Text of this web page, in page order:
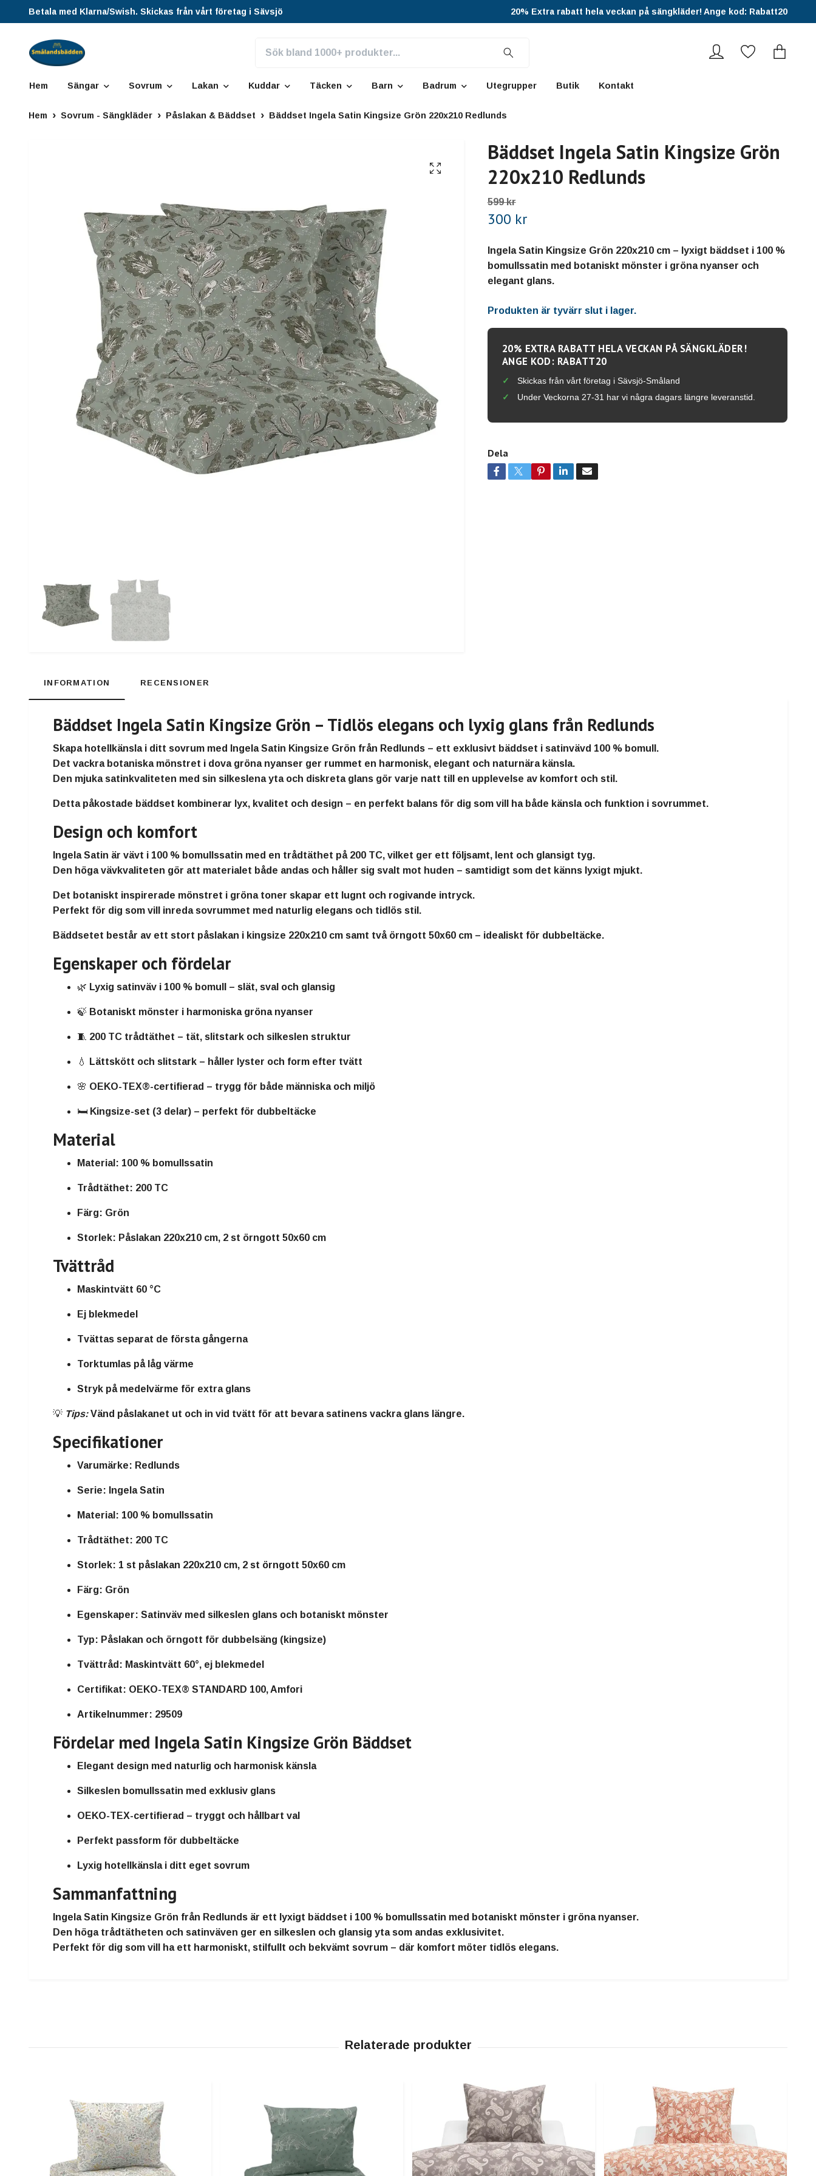
Betala med Klarna/Swish. Skickas från vårt företag i Sävsjö 20% Extra rabatt hela veckan på sängkläder! Ange kod: Rabatt20
Hem Sängar Sovrum Lakan Kuddar Täcken Barn Badrum Utegrupper Butik Kontakt
Hem Sovrum - Sängkläder Påslakan & Bäddset Bäddset Ingela Satin Kingsize Grön 220x210 Redlunds
Bäddset Ingela Satin Kingsize Grön
220x210 Redlunds
599 kr
300 kr
Ingela Satin Kingsize Grön 220x210 cm – lyxigt bäddset i 100 %
bomullssatin med botaniskt mönster i gröna nyanser och
elegant glans.
Produkten är tyvärr slut i lager.
20% EXTRA RABATT HELA VECKAN PÅ SÄNGKLÄDER!
ANGE KOD: RABATT20
Skickas från vårt företag i Sävsjö-Småland
Under Veckorna 27-31 har vi några dagars längre leveranstid.
Dela
INFORMATION RECENSIONER
Bäddset Ingela Satin Kingsize Grön – Tidlös elegans och lyxig glans från Redlunds
Skapa hotellkänsla i ditt sovrum med Ingela Satin Kingsize Grön från Redlunds – ett exklusivt bäddset i satinvävd 100 % bomull .
Det vackra botaniska mönstret i dova gröna nyanser ger rummet en harmonisk, elegant och naturnära känsla.
Den mjuka satinkvaliteten med sin silkeslena yta och diskreta glans gör varje natt till en upplevelse av komfort och stil.
Detta påkostade bäddset kombinerar lyx, kvalitet och design – en perfekt balans för dig som vill ha både känsla och funktion i sovrummet.
Design och komfort
Ingela Satin är vävt i 100 % bomullssatin med en trådtäthet på 200 TC, vilket ger ett följsamt, lent och glansigt tyg.
Den höga vävkvaliteten gör att materialet både andas och håller sig svalt mot huden – samtidigt som det känns lyxigt mjukt.
Det botaniskt inspirerade mönstret i gröna toner skapar ett lugnt och rogivande intryck.
Perfekt för dig som vill inreda sovrummet med naturlig elegans och tidlös stil.
Bäddsetet består av ett stort påslakan i kingsize 220x210 cm samt två örngott 50x60 cm – idealiskt för dubbeltäcke.
Egenskaper och fördelar
🌿 Lyxig satinväv i 100 % bomull – slät, sval och glansig
🍃 Botaniskt mönster i harmoniska gröna nyanser
🧵 200 TC trådtäthet – tät, slitstark och silkeslen struktur
💧 Lättskött och slitstark – håller lyster och form efter tvätt
🌸 OEKO-TEX®-certifierad – trygg för både människa och miljö
🛏️ Kingsize-set (3 delar) – perfekt för dubbeltäcke
Material
Material: 100 % bomullssatin
Trådtäthet: 200 TC
Färg: Grön
Storlek: Påslakan 220x210 cm, 2 st örngott 50x60 cm
Tvättråd
Maskintvätt 60 °C
Ej blekmedel
Tvättas separat de första gångerna
Torktumlas på låg värme
Stryk på medelvärme för extra glans
💡 Tips:Vänd påslakanet ut och in vid tvätt för att bevara satinens vackra glans längre.
Specifikationer
Varumärke: Redlunds
Serie: Ingela Satin
Material: 100 % bomullssatin
Trådtäthet: 200 TC
Storlek: 1 st påslakan 220x210 cm, 2 st örngott 50x60 cm
Färg: Grön
Egenskaper: Satinväv med silkeslen glans och botaniskt mönster
Typ: Påslakan och örngott för dubbelsäng (kingsize)
Tvättråd: Maskintvätt 60°, ej blekmedel
Certifikat: OEKO-TEX® STANDARD 100, Amfori
Artikelnummer: 29509
Fördelar med Ingela Satin Kingsize Grön Bäddset
Elegant design med naturlig och harmonisk känsla
Silkeslen bomullssatin med exklusiv glans
OEKO-TEX-certifierad – tryggt och hållbart val
Perfekt passform för dubbeltäcke
Lyxig hotellkänsla i ditt eget sovrum
Sammanfattning
Ingela Satin Kingsize Grön från Redlunds är ett lyxigt bäddset i 100 % bomullssatin med botaniskt mönster i gröna nyanser.
Den höga trådtätheten och satinväven ger en silkeslen och glansig ytasom andas exklusivitet.
Perfekt för dig som vill ha ett harmoniskt, stilfullt och bekvämt sovrum – där komfort möter tidlös elegans.